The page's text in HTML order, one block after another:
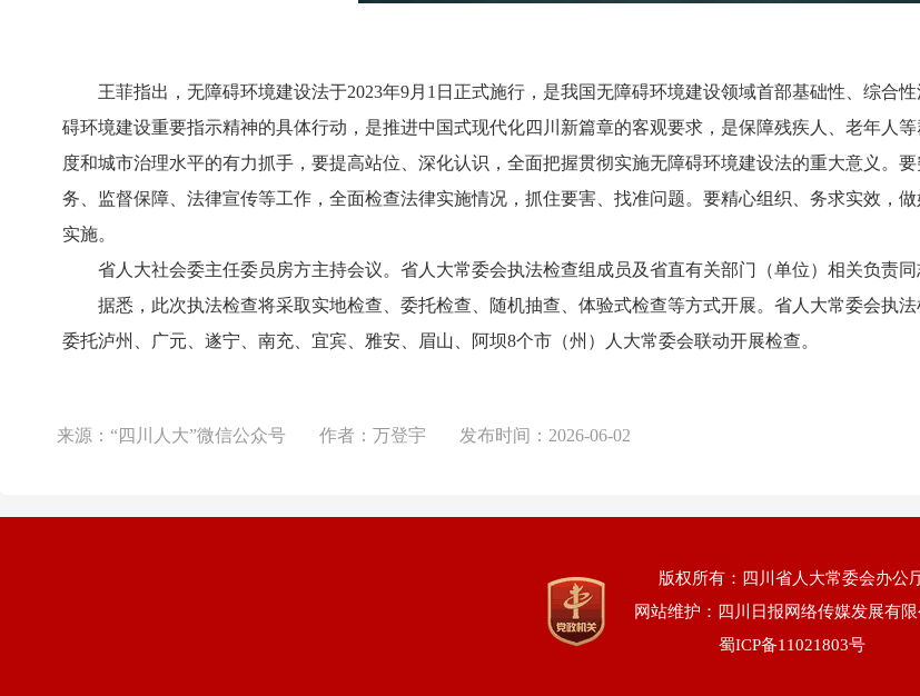
王菲指出，无障碍环境建设法于2023年9月1日正式施行，是我国无障碍环境建设领域首部基础性、综合
碍环境建设重要指示精神的具体行动，是推进中国式现代化四川新篇章的客观要求，是保障残疾人、老年人
度和城市治理水平的有力抓手，要提高站位、深化认识，全面把握贯彻实施无障碍环境建设法的重大意义。
务、监督保障、法律宣传等工作，全面检查法律实施情况，抓住要害、找准问题。要精心组织、务求实效，
实施。
省人大社会委主任委员房方主持会议。省人大常委会执法检查组成员及省直有关部门（单位）相关负责同
据悉，此次执法检查将采取实地检查、委托检查、随机抽查、体验式检查等方式开展。省人大常委会执法
委托泸州、广元、遂宁、南充、宜宾、雅安、眉山、阿坝8个市（州）人大常委会联动开展检查。
来源： “四川人大”微信公众号 作者： 万登宇 发布时间： 2026-06-02
版权所有：四川省人大常委会办公
网站维护：四川日报网络传媒发展有限
蜀ICP备11021803号